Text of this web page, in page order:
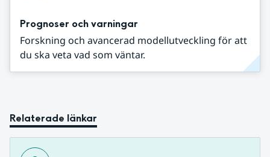
Prognoser och varningar
Forskning och avancerad modellutveckling för att
du ska veta vad som väntar.
Relaterade länkar